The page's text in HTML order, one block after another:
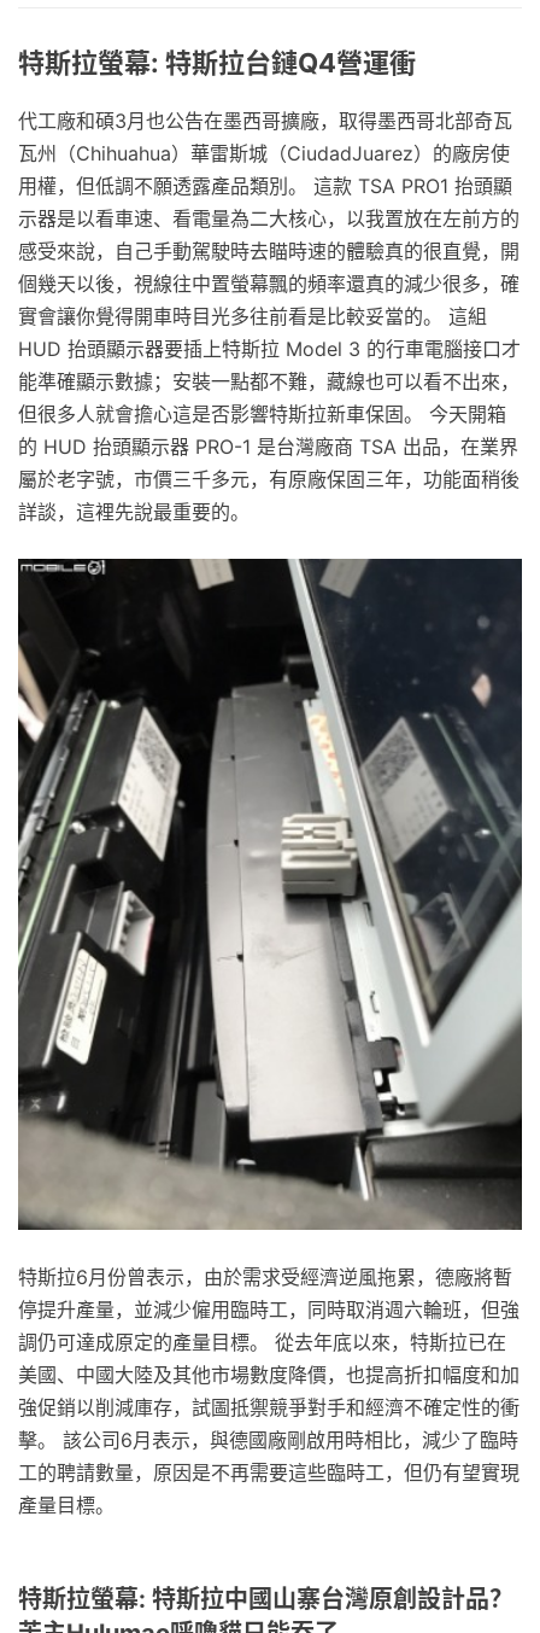
特斯拉螢幕: 特斯拉台鏈Q4營運衝
代工廠和碩3月也公告在墨西哥擴廠，取得墨西哥北部奇瓦
瓦州（Chihuahua）華雷斯城（CiudadJuarez）的廠房使
用權，但低調不願透露產品類別。 這款 TSA PRO1 抬頭顯
示器是以看車速、看電量為二大核心，以我置放在左前方的
感受來說，自己手動駕駛時去瞄時速的體驗真的很直覺，開
個幾天以後，視線往中置螢幕飄的頻率還真的減少很多，確
實會讓你覺得開車時目光多往前看是比較妥當的。 這組
HUD 抬頭顯示器要插上特斯拉 Model 3 的行車電腦接口才
能準確顯示數據；安裝一點都不難，藏線也可以看不出來，
但很多人就會擔心這是否影響特斯拉新車保固。 今天開箱
的 HUD 抬頭顯示器 PRO-1 是台灣廠商 TSA 出品，在業界
屬於老字號，市價三千多元，有原廠保固三年，功能面稍後
詳談，這裡先說最重要的。
特斯拉6月份曾表示，由於需求受經濟逆風拖累，德廠將暫
停提升產量，並減少僱用臨時工，同時取消週六輪班，但強
調仍可達成原定的產量目標。 從去年底以來，特斯拉已在
美國、中國大陸及其他市場數度降價，也提高折扣幅度和加
強促銷以削減庫存，試圖抵禦競爭對手和經濟不確定性的衝
擊。 該公司6月表示，與德國廠剛啟用時相比，減少了臨時
工的聘請數量，原因是不再需要這些臨時工，但仍有望實現
產量目標。
特斯拉螢幕: 特斯拉中國山寨台灣原創設計品？